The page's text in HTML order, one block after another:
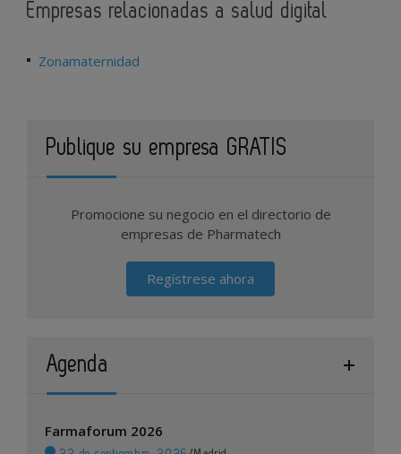
Empresas relacionadas a salud digital
Zonamaternidad
Publique su empresa GRATIS
Promocione su negocio en el directorio de
empresas de Pharmatech
Regístrese ahora
Agenda
Farmaforum 2026